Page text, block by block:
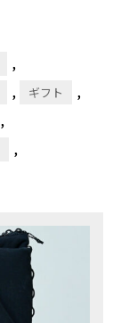
,
, ギフト ,
,
,